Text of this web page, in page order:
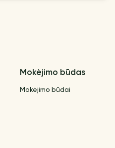
Mokėjimo būdas
Mokėjimo būdai